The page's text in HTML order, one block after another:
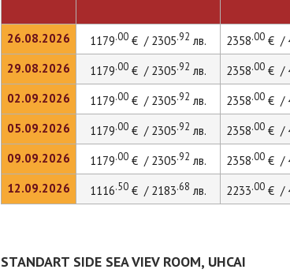
26.08.2026
29.08.2026
02.09.2026
05.09.2026
09.09.2026
12.09.2026
1179.00 € / 2305.92 лв. 2358.00 € /
1179.00 € / 2305.92 лв. 2358.00 € /
1179.00 € / 2305.92 лв. 2358.00 € /
1179.00 € / 2305.92 лв. 2358.00 € /
1179.00 € / 2305.92 лв. 2358.00 € /
1116.50 € / 2183.68 лв. 2233.00 € /
STANDART SIDE SEA VIEV ROOM, UHCAI